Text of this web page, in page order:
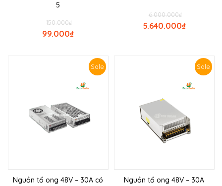
5
₫
150.000
₫
99.000
₫
6.000.000
₫
5.640.000
Sale
Nguồn tổ ong 48V – 30A có
Sale
Nguồn tổ ong 48V – 30A